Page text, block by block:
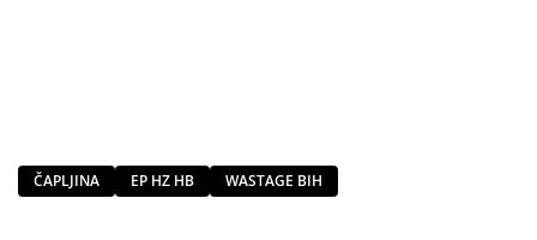
ČAPLJINA EP HZ HB WASTAGE BIH